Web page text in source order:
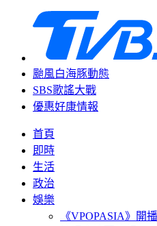
颱風白海豚動態
SBS歌謠大戰
優惠好康情報
首頁
即時
生活
政治
娛樂
《VPOPASIA》開播